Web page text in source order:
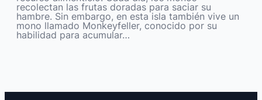
recolectan las frutas doradas para saciar su
hambre. Sin embargo, en esta isla también vive un
mono llamado Monkeyfeller, conocido por su
habilidad para acumular…